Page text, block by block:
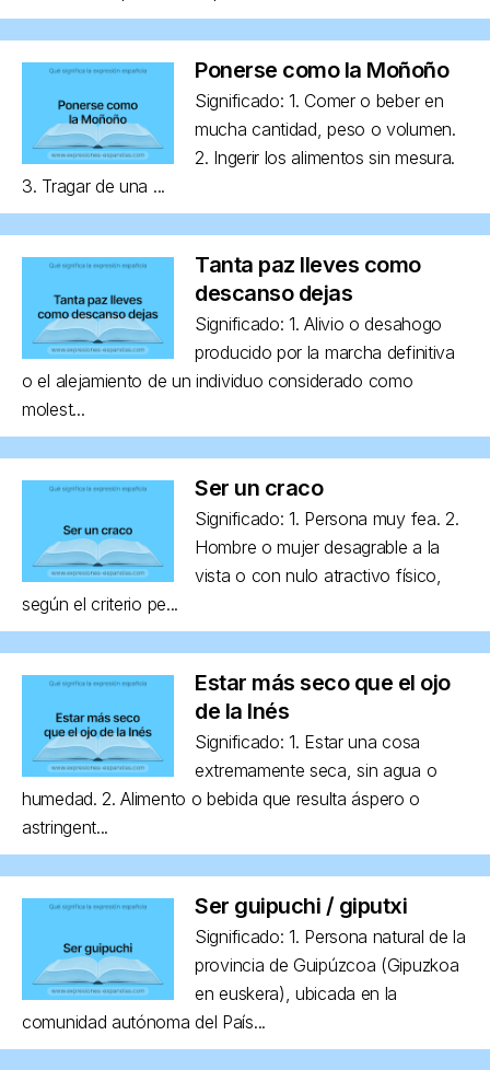
Ponerse como la Moñoño
Significado: 1. Comer o beber en
mucha cantidad, peso o volumen.
2. Ingerir los alimentos sin mesura.
3. Tragar de una ...
Tanta paz lleves como
descanso dejas
Significado: 1. Alivio o desahogo
producido por la marcha definitiva
o el alejamiento de un individuo considerado como
molest...
Ser un craco
Significado: 1. Persona muy fea. 2.
Hombre o mujer desagrable a la
vista o con nulo atractivo físico,
según el criterio pe...
Estar más seco que el ojo
de la Inés
Significado: 1. Estar una cosa
extremamente seca, sin agua o
humedad. 2. Alimento o bebida que resulta áspero o
astringent...
Ser guipuchi / giputxi
Significado: 1. Persona natural de la
provincia de Guipúzcoa (Gipuzkoa
en euskera), ubicada en la
comunidad autónoma del País...